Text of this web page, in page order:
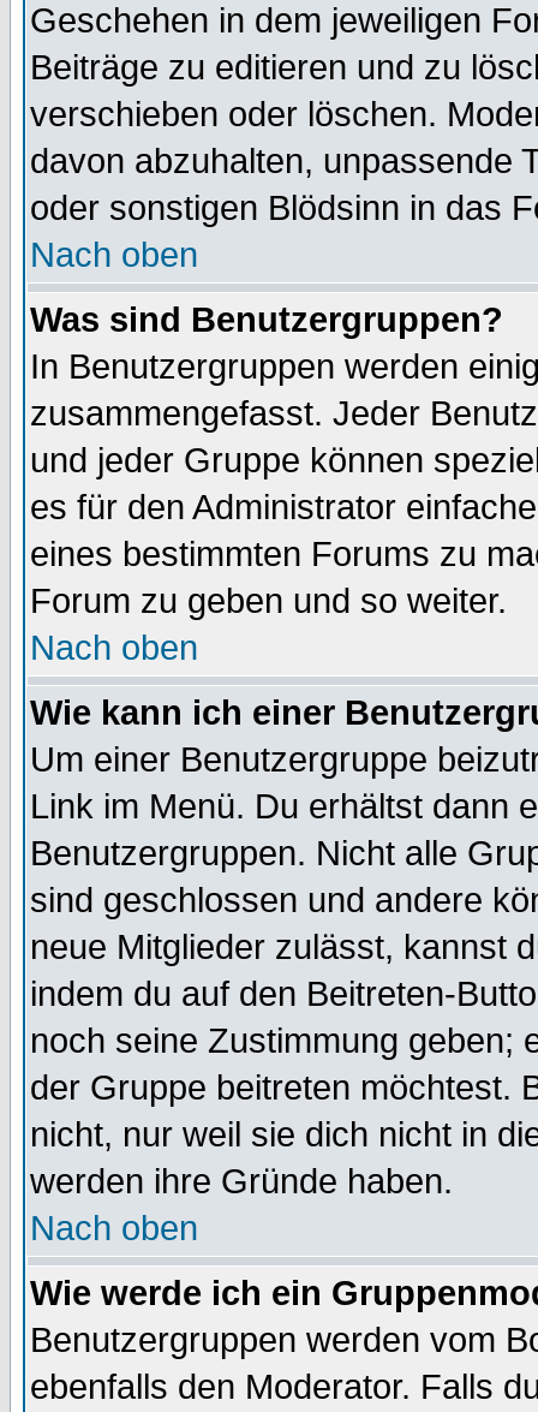
Geschehen in dem jeweiligen
Beiträge zu editieren und zu
verschieben oder löschen.
davon abzuhalten, unpassende
oder sonstigen Blödsinn in das
Nach oben
Was sind Benutzergruppen?
In Benutzergruppen werden
zusammengefasst. Jeder
und jeder Gruppe können
es für den Administrator
eines bestimmten Forums zu
Forum zu geben und so weiter.
Nach oben
Wie kann ich einer
Um einer Benutzergruppe
Link im Menü. Du erhältst dann
Benutzergruppen. Nicht alle
sind geschlossen und andere
neue Mitglieder zulässt, kannst
indem du auf den Beitreten-
noch seine Zustimmung geben;
der Gruppe beitreten möchtest.
nicht, nur weil sie dich nicht in
werden ihre Gründe haben.
Nach oben
Wie werde ich ein
Benutzergruppen werden vom
ebenfalls den Moderator. Falls